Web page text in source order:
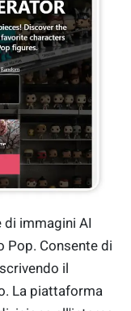
di immagini AI
Pop. Consente di
il
La piattaforma